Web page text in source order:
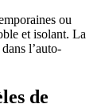
ou
et isolant. La
l’auto-
de